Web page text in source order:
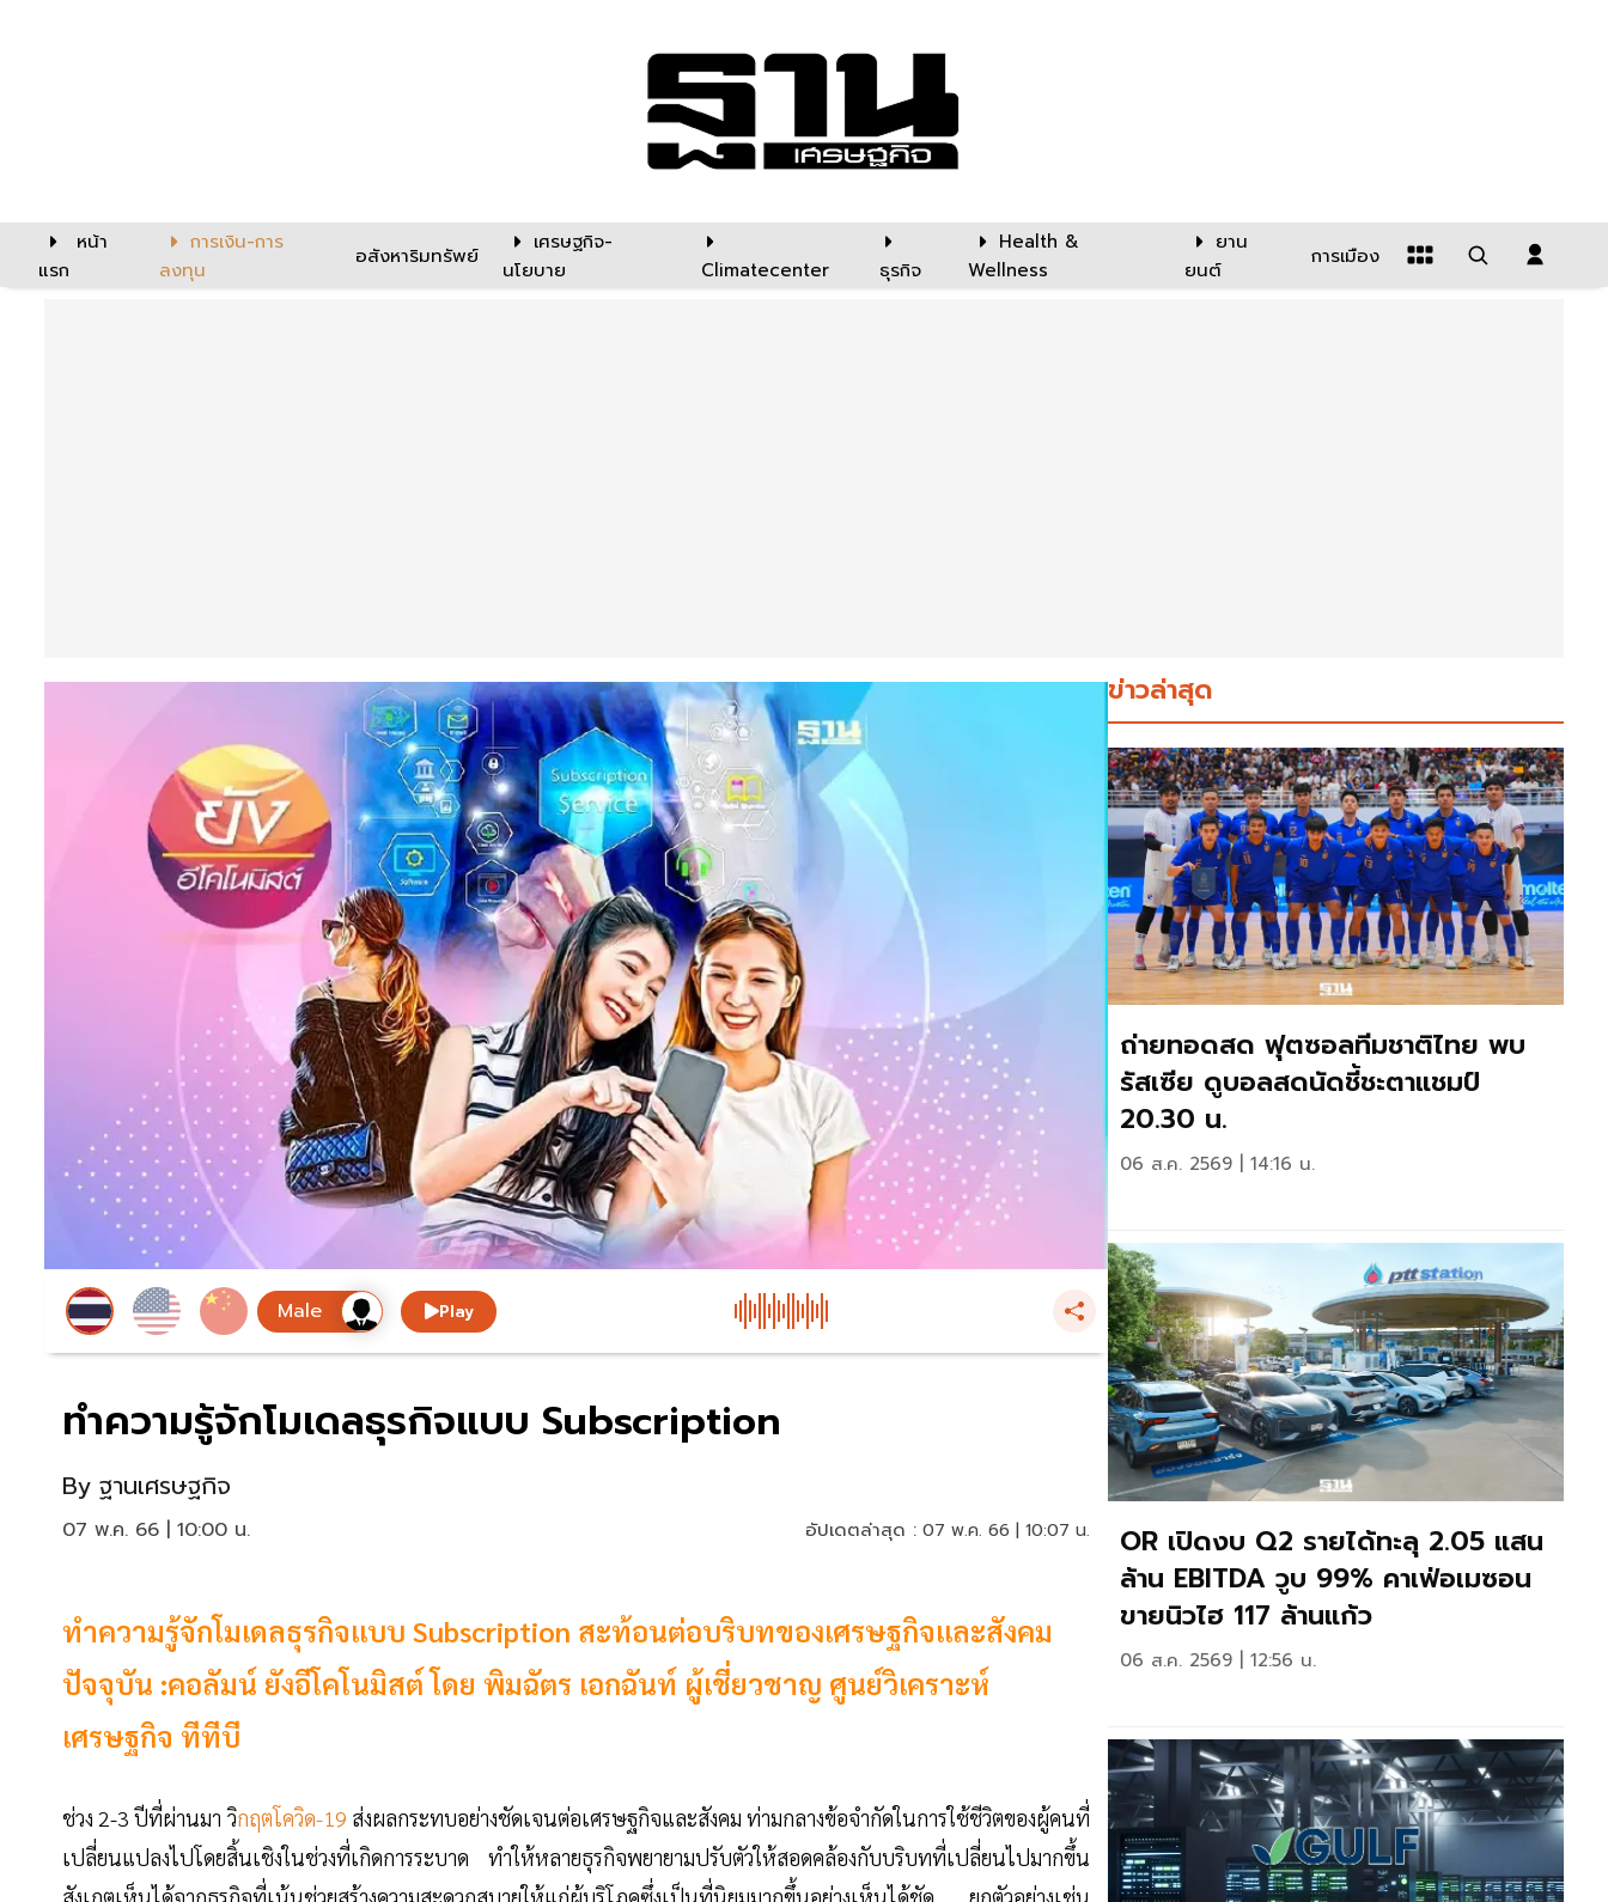
หน้า
แรก
การเงิน-การ
ลงทุน
อสังหาริมทรัพย์
เศรษฐกิจ-
นโยบาย
Climatecenter ธุรกิจ
Health &
Wellness
ยาน
ยนต์
การเมือง
Play
ทำความรู้จักโมเดลธุรกิจแบบ Subscription
By ฐานเศรษฐกิจ
07 พ.ค. 66 | 10:00 น. อัปเดตล่าสุด : 07 พ.ค. 66 | 10:07 น.
ทำความรู้จักโมเดลธุรกิจแบบ Subscription สะท้อนต่อบริบทของเศรษฐกิจและสังคม
ปัจจุบัน :คอลัมน์ ยังอีโคโนมิสต์ โดย พิมฉัตร เอกฉันท์ ผู้เชี่ยวชาญ ศูนย์วิเคราะห์
เศรษฐกิจ ทีทีบี
ช่วง 2-3 ปีที่ผ่านมา วิกฤตโควิด-19 ส่งผลกระทบอย่างชัดเจนต่อเศรษฐกิจและสังคม ท่ามกลางข้อจำกัดในการใช้ชีวิตของผู้คนที่
เปลี่ยนแปลงไปโดยสิ้นเชิงในช่วงที่เกิดการระบาด ทำให้หลายธุรกิจพยายามปรับตัวให้สอดคล้องกับบริบทที่เปลี่ยนไปมากขึ้น
ข่าวล่าสุด
ถ่ายทอดสด ฟุตซอลทีมชาติไทย พบ
รัสเซีย ดูบอลสดนัดชี้ชะตาแชมป์
20.30 น.
06 ส.ค. 2569 | 14:16 น.
OR เปิดงบ Q2 รายได้ทะลุ 2.05 แสน
ล้าน EBITDA วูบ 99% คาเฟ่อเมซอน
ขายนิวไฮ 117 ล้านแก้ว
06 ส.ค. 2569 | 12:56 น.